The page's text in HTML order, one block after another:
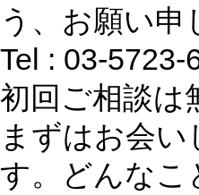
う、お願い申
Tel : 03-5723-
初回ご相談は
まずはお会
す。どんなこ